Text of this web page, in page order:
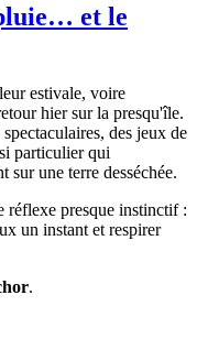
et le
estivale, voire
hier sur la presqu'île.
des jeux de
particulier qui
sur une terre desséchée.
réflexe presque instinctif :
un instant et respirer
.